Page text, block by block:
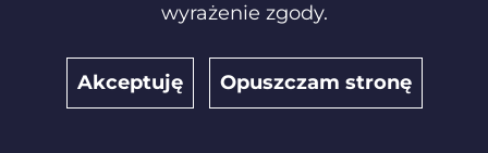
wyrażenie zgody.
Akceptuję Opuszczam stronę